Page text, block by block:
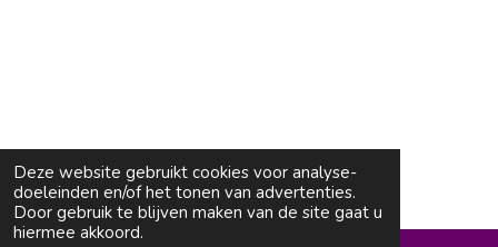
Deze website gebruikt cookies voor analyse-
doeleinden en/of het tonen van advertenties.
Door gebruik te blijven maken van de site gaat u
hiermee akkoord.